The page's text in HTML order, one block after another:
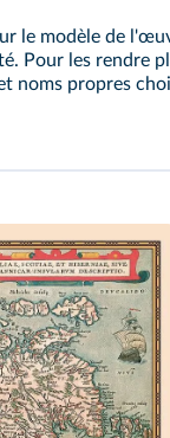
le modèle de
Pour les rendre
noms propres